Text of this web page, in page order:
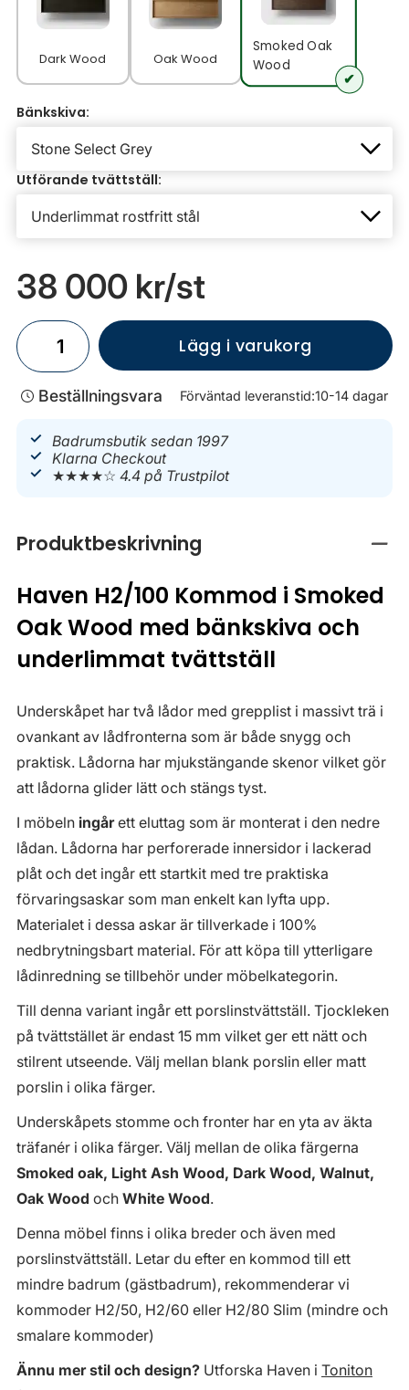
Dark Wood Oak Wood
Smoked Oak
Wood
Bänkskiva:
Utförande tvättställ:
38 000 kr/st
Lägg i varukorg
Beställningsvara Förväntad leveranstid:10-14 dagar
Badrumsbutik sedan 1997
Klarna Checkout
★★★★☆4.4 på Trustpilot
Produktbeskrivning
Haven H2/100 Kommod i Smoked
Oak Wood med bänkskiva och
underlimmat tvättställ
Underskåpet har två lådor med grepplist i massivt trä i
ovankant av lådfronterna som är både snygg och
praktisk. Lådorna har mjukstängande skenor vilket gör
att lådorna glider lätt och stängs tyst.
I möbeln ingårett eluttag som är monterat i den nedre
lådan. Lådorna har perforerade innersidor i lackerad
plåt och det ingår ett startkit med tre praktiska
förvaringsaskar som man enkelt kan lyfta upp.
Materialet i dessa askar är tillverkade i 100%
nedbrytningsbart material. För att köpa till ytterligare
lådinredning se tillbehör under möbelkategorin.
Till denna variant ingår ett porslinstvättställ. Tjockleken
på tvättstället är endast 15 mm vilket ger ett nätt och
stilrent utseende. Välj mellan blank porslin eller matt
porslin i olika färger.
Underskåpets stomme och fronter har en yta av äkta
träfanér i olika färger. Välj mellan de olika färgerna
Smoked oak, Light Ash Wood, Dark Wood, Walnut,
Oak Wood och White Wood.
Denna möbel finns i olika breder och även med
porslinstvättställ. Letar du efter en kommod till ett
mindre badrum (gästbadrum), rekommenderar vi
kommoder H2/50, H2/60 eller H2/80 Slim (mindre och
smalare kommoder)
Ännu mer stil och design? Utforska Haven i Toniton